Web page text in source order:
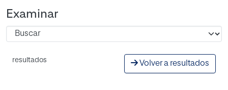
Examinar
resultados Volver a resultados